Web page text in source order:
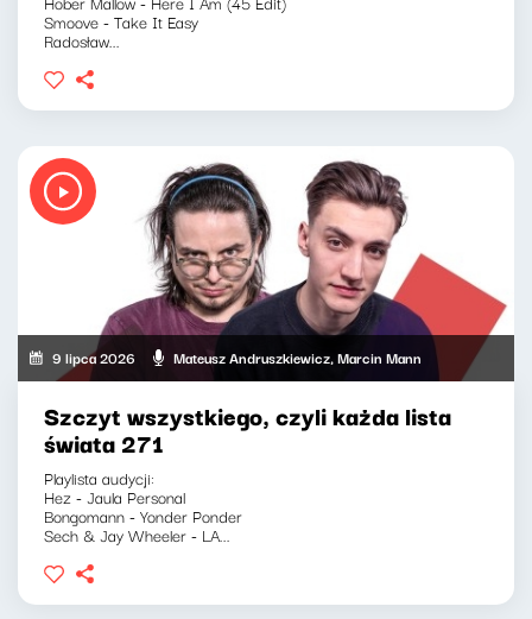
Smoove - Take It Easy
Radosław...
9 lipca 2026 Mateusz Andruszkiewicz, Marcin Mann
Szczyt wszystkiego, czyli każda lista
świata 271
Playlista audycji:
Hez - Jaula Personal
Bongomann - Yonder Ponder
Sech & Jay Wheeler - LA...